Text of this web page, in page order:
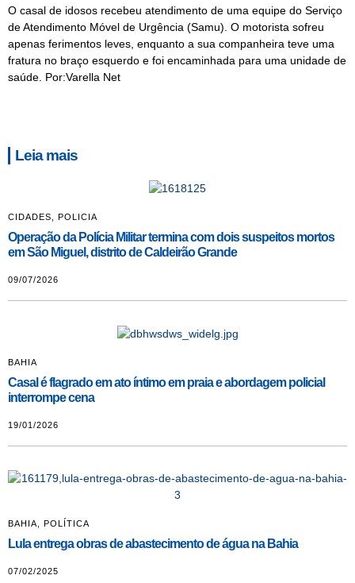
O casal de idosos recebeu atendimento de uma equipe do Serviço
de Atendimento Móvel de Urgência (Samu). O motorista sofreu
apenas ferimentos leves, enquanto a sua companheira teve uma
fratura no braço esquerdo e foi encaminhada para uma unidade de
saúde. Por:Varella Net
Leia mais
CIDADES, POLICIA
Operação da Polícia Militar termina com dois suspeitos mortos
em São Miguel, distrito de Caldeirão Grande
09/07/2026
BAHIA
Casal é flagrado em ato íntimo em praia e abordagem policial
interrompe cena
19/01/2026
BAHIA POLÍTICA
Lula entrega obras de abastecimento de água na Bahia
07/02/2025